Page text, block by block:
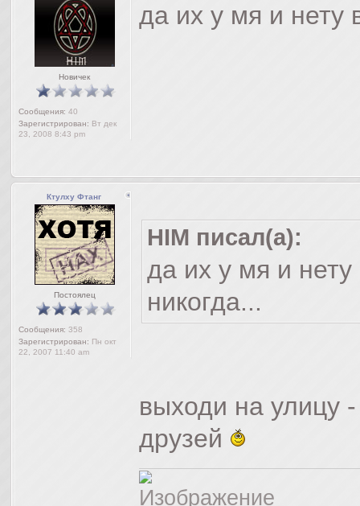
Новичек
Сообщения: 40
Зарегистрирован: Вт дек
23, 2008 8:43 pm
да их у мя и нету
Ктулху Фтанг
Постоялец
Сообщения: 358
Зарегистрирован: Пн окт
22, 2007 11:40 am
HIM писал(а):
да их у мя и
никогда...
выходи на улицу
друзей